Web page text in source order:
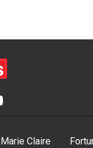
Marie Claire